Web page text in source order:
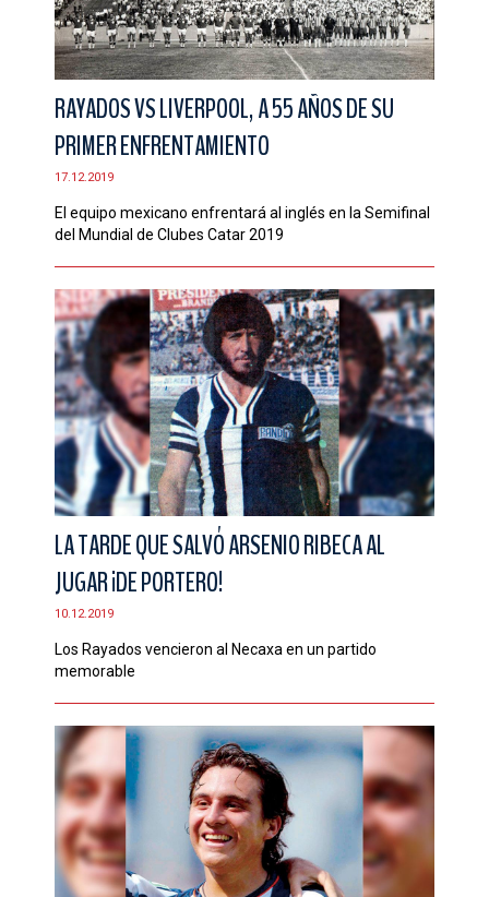
RAYADOS VS LIVERPOOL, A 55 AÑOS DE SU
PRIMER ENFRENTAMIENTO
17.12.2019
El equipo mexicano enfrentará al inglés en la Semifinal
del Mundial de Clubes Catar 2019
LA TARDE QUE SALVÓ ARSENIO RIBECA AL
JUGAR ¡DE PORTERO!
10.12.2019
Los Rayados vencieron al Necaxa en un partido
memorable